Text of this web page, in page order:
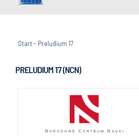
Start- Preludium 17
PRELUDIUM 17 (NCN)